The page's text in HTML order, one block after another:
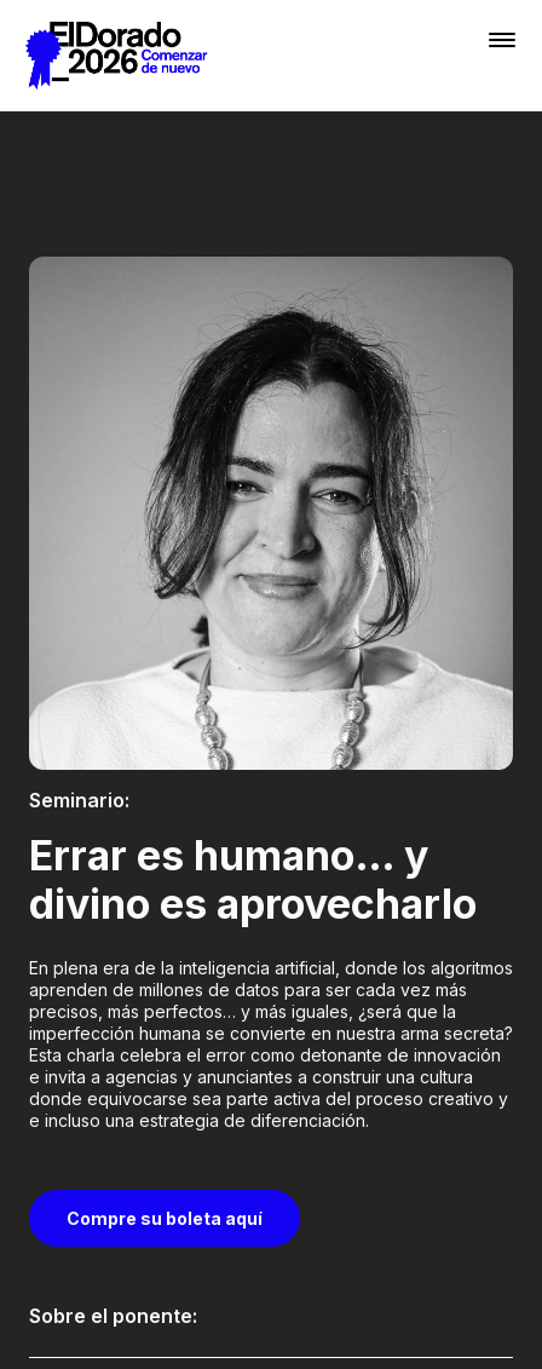
Saltar al contenido principal
Inscribir
Boletería
Seminario:
Errar es humano… y
divino es aprovecharlo
En plena era de la inteligencia artificial, donde los algoritmos
aprenden de millones de datos para ser cada vez más
precisos, más perfectos… y más iguales, ¿será que la
imperfección humana se convierte en nuestra arma secreta?
Esta charla celebra el error como detonante de innovación
e invita a agencias y anunciantes a construir una cultura
donde equivocarse sea parte activa del proceso creativo y
e incluso una estrategia de diferenciación.
Compre su boleta aquí
Sobre el ponente: